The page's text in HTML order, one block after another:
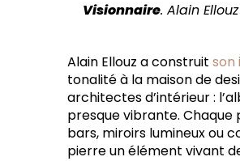
Visionnaire. Alain
Alain Ellouz a construit son
tonalité à la maison de
architectes d’intérieur :
presque vibrante. Chaque
bars, miroirs lumineux ou
pierre un élément vivant